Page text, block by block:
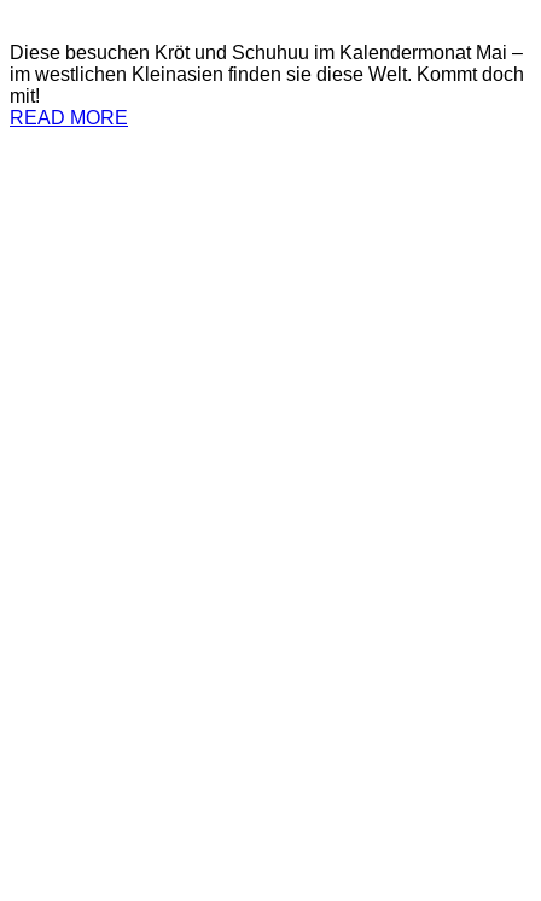
Diese besuchen Kröt und Schuhuu im Kalendermonat Mai –
im westlichen Kleinasien finden sie diese Welt. Kommt doch
mit!
READ MORE